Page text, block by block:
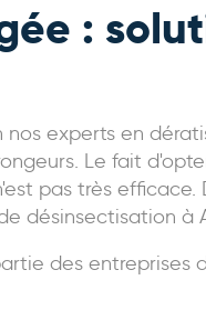
:
experts en
Le fait
pas très
désinsectisation à
des entreprises